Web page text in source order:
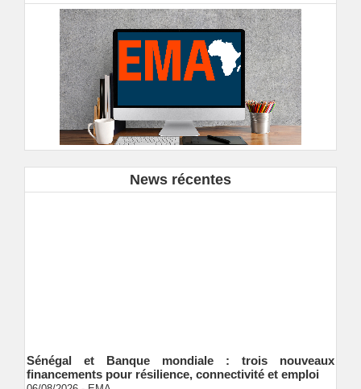
News récentes
Sénégal et Banque mondiale : trois nouveaux
financements pour résilience, connectivité et emploi
06/08/2026 -EMA